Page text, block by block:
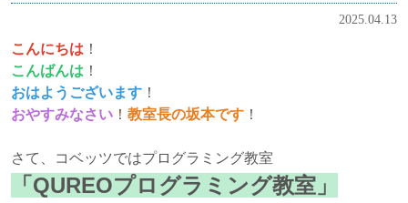
2025.04.13
こんにちは ！
こんばんは ！
おはようございます ！
おやすみなさい ！ 教室長の坂本です ！
さて、コベッツではプログラミング教室
「QUREOプログラミング教室」